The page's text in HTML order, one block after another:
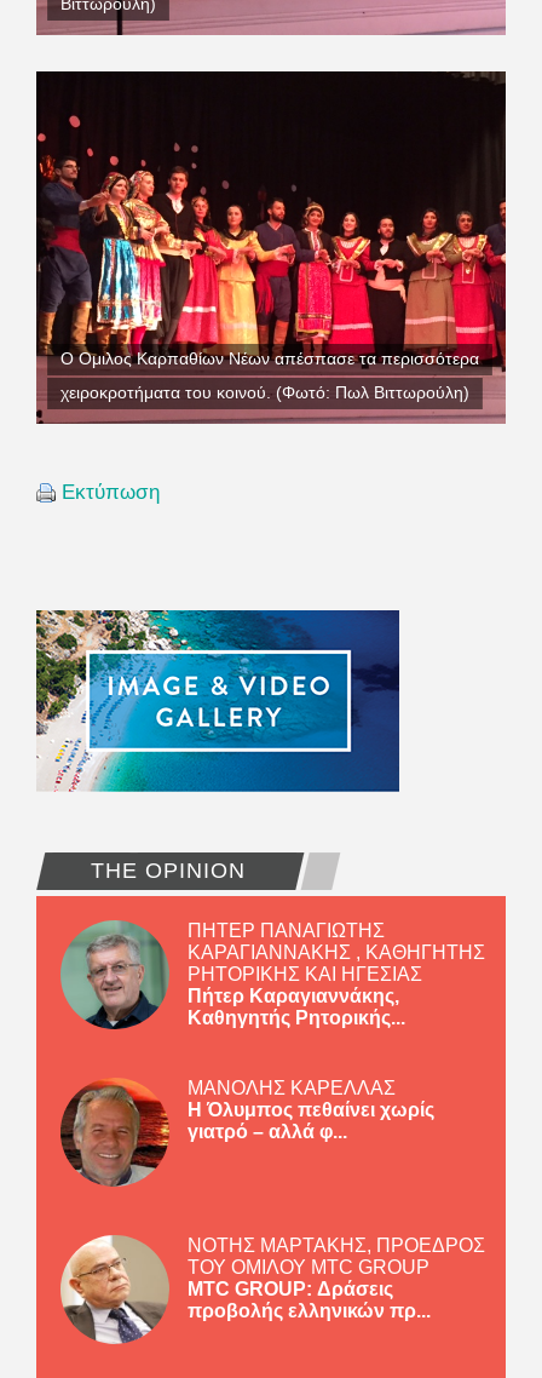
Βιττωρούλη)
Ο Ομιλος Καρπαθίων Νέων απέσπασε τα περισσότερα
χειροκροτήματα του κοινού. (Φωτό: Πωλ Βιττωρούλη)
Εκτύπωση
THE OPINION
ΠΗΤΕΡ ΠΑΝΑΓΙΩΤΗΣ
ΚΑΡΑΓΙΑΝΝΑΚΗΣ , ΚΑΘΗΓΗΤΗΣ
ΡΗΤΟΡΙΚΗΣ ΚΑΙ ΗΓΕΣΙΑΣ
Πήτερ Καραγιαννάκης,
Καθηγητής Ρητορικής...
ΜΑΝΟΛΗΣ ΚΑΡΕΛΛΑΣ
Η Όλυμπος πεθαίνει χωρίς
γιατρό – αλλά φ...
ΝΟΤΗΣ ΜΑΡΤΑΚΗΣ, ΠΡΟΕΔΡΟΣ
ΤΟΥ ΟΜΙΛΟΥ MTC GROUP
MTC GROUP: Δράσεις
προβολής ελληνικών πρ...